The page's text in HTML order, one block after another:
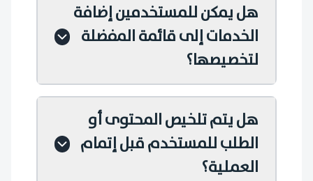
هل يمكن للمستخدمين إضافة
الخدمات إلى قائمة المفضلة
لتخصيصها؟
هل يتم تلخيص المحتوى أو
الطلب للمستخدم قبل إتمام
العملية؟